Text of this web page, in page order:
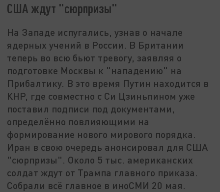
США ждут "сюрпризы"
На Западе испугались, узнав о начале
ядерных учений в России. В Британии
теперь во всю бьют тревогу, заявляя о
подготовке Москвы к "нападению" на
Прибалтику. В это время Путин находится в
КНР, где совместно с Си Цзиньпином уже
поставил подписи под документами,
определённо повлияющими на
формирование нового мирового порядка.
Иран в свою очередь анонсировал для США
"сюрпризы". Около 5 тыс. американских
солдат ждут от Трампа главного приказа.
Собрали всё главное в иноСМИ 20 мая.